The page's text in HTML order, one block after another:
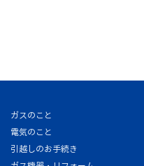
ガスのこと
電気のこと
引越しのお手続き